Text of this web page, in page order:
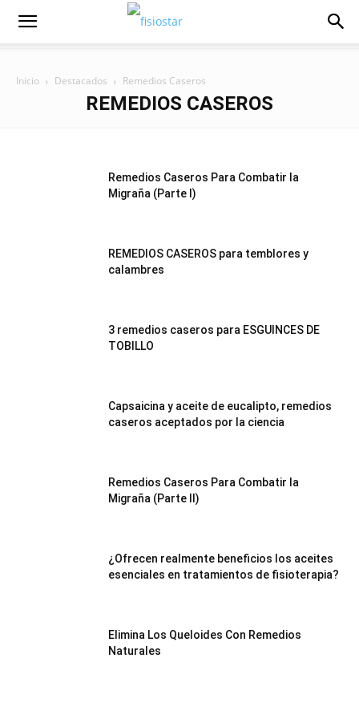
Inicio Destacados Remedios Caseros
REMEDIOS CASEROS
Remedios Caseros Para Combatir la
Migraña (Parte I)
REMEDIOS CASEROS para temblores y
calambres
3 remedios caseros para ESGUINCES DE
TOBILLO
Capsaicina y aceite de eucalipto, remedios
caseros aceptados por la ciencia
Remedios Caseros Para Combatir la
Migraña (Parte II)
¿Ofrecen realmente beneficios los aceites
esenciales en tratamientos de fisioterapia?
Elimina Los Queloides Con Remedios
Naturales